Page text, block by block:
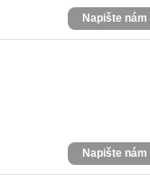
Napište nám
Napište nám